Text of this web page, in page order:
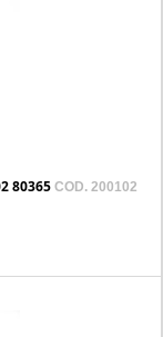
80365 COD. 200102